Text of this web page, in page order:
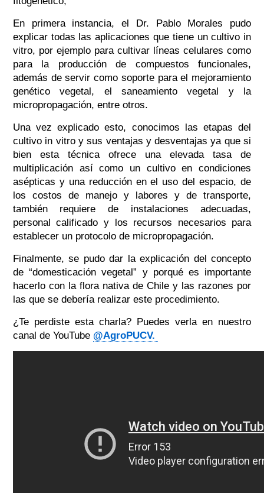
En primera instancia, el Dr. Pablo Morales pudo
explicar todas las aplicaciones que tiene un cultivo in
vitro, por ejemplo para cultivar líneas celulares como
para la producción de compuestos funcionales,
además de servir como soporte para el mejoramiento
genético vegetal, el saneamiento vegetal y la
micropropagación, entre otros.
Una vez explicado esto, conocimos las etapas del
cultivo in vitro y sus ventajas y desventajas ya que si
bien esta técnica ofrece una elevada tasa de
multiplicación así como un cultivo en condiciones
asépticas y una reducción en el uso del espacio, de
los costos de manejo y labores y de transporte,
también requiere de instalaciones adecuadas,
personal calificado y los recursos necesarios para
establecer un protocolo de micropropagación.
Finalmente, se pudo dar la explicación del concepto
de “domesticación vegetal” y porqué es importante
hacerlo con la flora nativa de Chile y las razones por
las que se debería realizar este procedimiento.
¿Te perdiste esta charla? Puedes verla en nuestro
canal de YouTube @AgroPUCV.